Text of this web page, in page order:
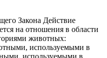
Закона Действие
на отношения в области
животных:
используемыми в
используемыми в